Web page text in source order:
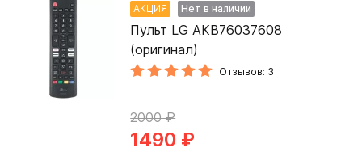
АКЦИЯ Нет в наличии
Пульт LG AKB76037608
(оригинал)
Отзывов: 3
2000 ₽
1490 ₽